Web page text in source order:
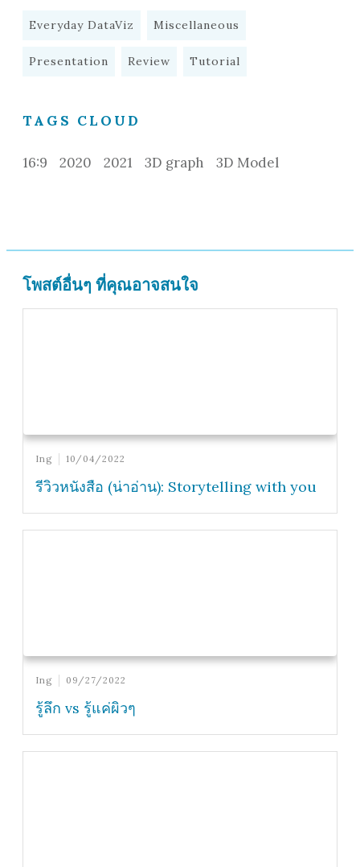
Everyday DataViz Miscellaneous
Presentation Review Tutorial
TAGS CLOUD
16:9 2020 2021 3D graph 3D Model
โพสต์อื่นๆ ที่คุณอาจสนใจ
Ing 10/04/2022
รีวิวหนังสือ (น่าอ่าน): Storytelling with you
Ing 09/27/2022
รู้ลึก vs รู้แค่ผิวๆ